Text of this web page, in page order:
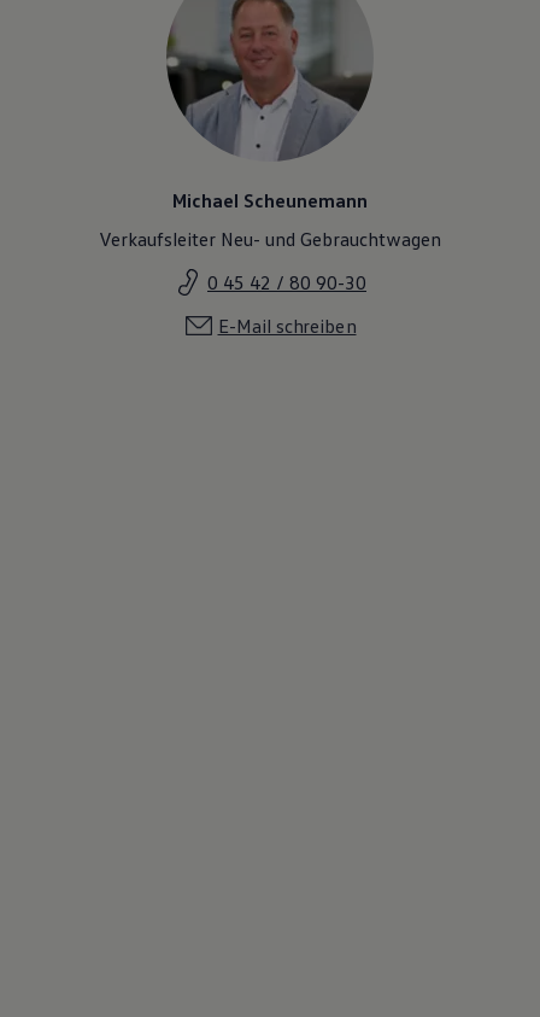
Michael Scheunemann
Verkaufsleiter Neu- und Gebrauchtwagen
0 45 42 / 80 90-30
E-Mail schreiben